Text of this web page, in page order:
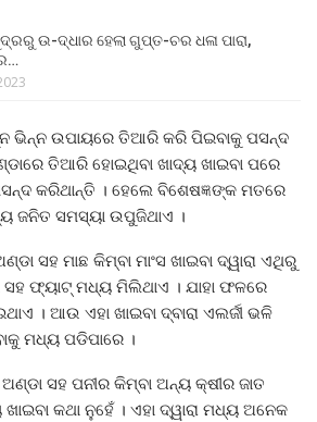
ଉ-ଦ୍ଧାର ହେଲା ଗୁପ୍ତ-ଚର ଧଳା ପାରା,
ଭିନ୍ନ ଉପାୟରେ ତିଆରି କରି ପିଇବାକୁ ପସନ୍ଦ
ତିଆରି ହୋଇଥିବା ଖାଦ୍ୟ ଖାଇବା ପରେ
କରିଥାନ୍ତି । ହେଲେ ବିଶେଷଜ୍ଞଙ୍କ ମତରେ
ଜନିତ ସମସ୍ୟା ଉପୁଜିଥାଏ ।
ସହ ମାଛ କିମ୍ବା ମାଂସ ଖାଇବା ଦ୍ୱାରା ଏଥିରୁ
ଫ୍ୟାଟ୍ ମଧ୍ୟ ମିଲିଥାଏ । ଯାହା ଫଳରେ
। ଆଉ ଏହା ଖାଇବା ଦ୍ବାରା ଏଲର୍ଜୀ ଭଳି
ମଧ୍ୟ ପଡିପାରେ ।
ସହ ପନୀର କିମ୍ବା ଅନ୍ୟ କ୍ଷୀର ଜାତ
କଥା ନୁହେଁ । ଏହା ଦ୍ୱାରା ମଧ୍ୟ ଅନେକ